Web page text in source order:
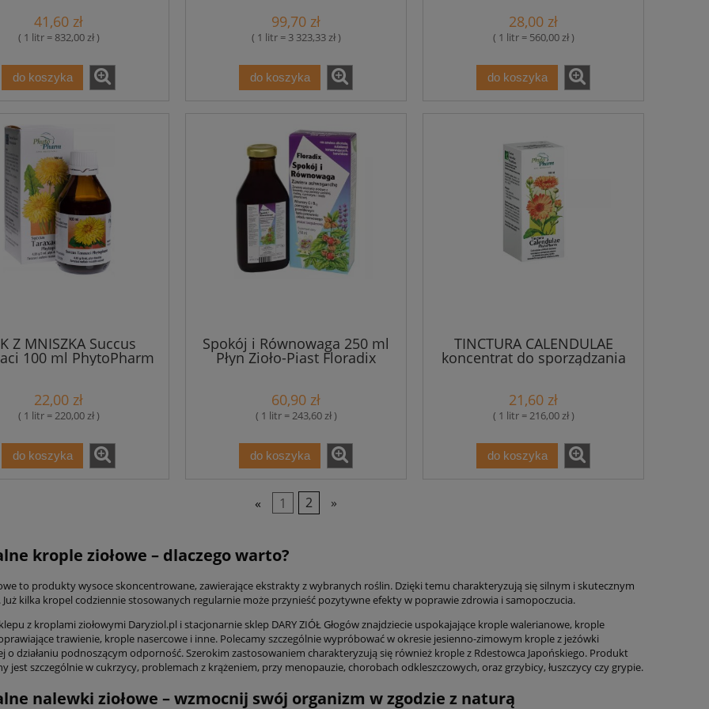
41,60 zł
( 1 litr = 832,00 zł )
do koszyka
99,70 zł
( 1 litr = 3 323,33 zł )
do koszyka
28,00 zł
( 1 litr = 560,00 zł )
do koszyka
Z MNISZKA Succus
100 ml PhytoPharm
22,00 zł
( 1 litr = 220,00 zł )
do koszyka
Spokój i Równowaga 250 ml
Płyn Zioło-Piast Floradix
60,90 zł
( 1 litr = 243,60 zł )
do koszyka
TINCTURA CALENDULAE
koncentrat do sporządzania
roztworu na skórę i błony
21,60 zł
( 1 litr = 216,00 zł )
do koszyka
« 1 2 »
krople ziołowe – dlaczego warto?
to produkty wysoce skoncentrowane, zawierające ekstrakty z wybranych roślin. Dzięki temu charakteryzują się silnym i skutecznym
Już kilka kropel codziennie stosowanych regularnie może przynieść pozytywne efekty w poprawie zdrowia i samopoczucia.
z kroplami ziołowymi Daryziol.pl i stacjonarnie sklep DARY ZIÓŁ Głogów znajdziecie uspokajające krople walerianowe, krople
trawienie, krople nasercowe i inne. Polecamy szczególnie wypróbować w okresie jesienno-zimowym krople z jeżówki
o działaniu podnoszącym odporność. Szerokim zastosowaniem charakteryzują się również krople z Rdestowca Japońskiego. Produkt
jest szczególnie w cukrzycy, problemach z krążeniem, przy menopauzie, chorobach odkleszczowych, oraz grzybicy, łuszczycy czy grypie.
nalewki ziołowe – wzmocnij swój organizm w zgodzie z naturą